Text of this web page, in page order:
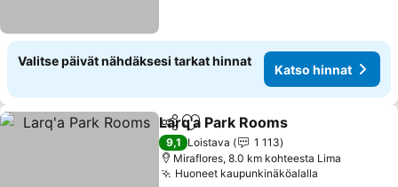
Valitse päivät nähdäksesi tarkat hinnat
Katso hinnat
Jaa Lisää suosikkeihin
Larq'a Park Rooms
9,1 Loistava
1 113
Miraflores, 8.0 km kohteesta Lima
Huoneet kaupunkinäköalalla